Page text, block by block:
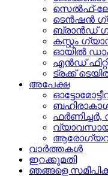
സെൽഫ്-
ടെൻഷൻ
ബ്രാൻഡ്
കസ്റ്റം
ഓയിൽ
എൻഡ്
ട്രക്ക്
അപേക്ഷ
ഫർണിച്ചർ,
വാർത്തകൾ
ഇറക്കുമതി
ഞങ്ങളെ